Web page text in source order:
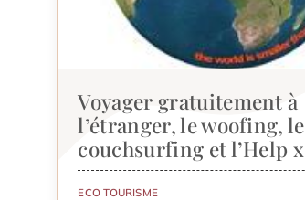
Voyager gratuitement à
l’étranger, le woofing, le
couchsurfing et l’Help x
ECO TOURISME